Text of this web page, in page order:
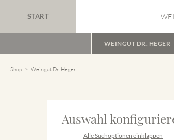
START
WEINGUT DR. HEGER
Shop Weingut Dr. Heger
Auswahl
Alle Suchoptionen einklappen